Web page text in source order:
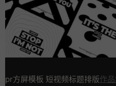
pr方屏模板 短视频标题排版作